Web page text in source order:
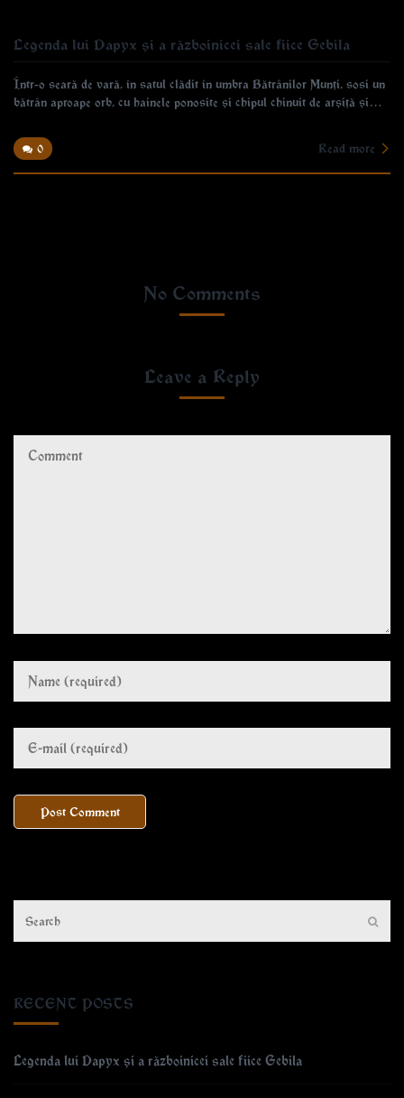
Legenda lui Dapyx și a războinicei sale fiice Gebila
Într-o seară de vară, în satul clădit în umbra Bătrânilor Munți, sosi un
bătrân aproape orb, cu hainele ponosite și chipul chinuit de arșiță și…
0 Read more
No Comments
Leave a Reply
RECENT POSTS
Legenda lui Dapyx și a războinicei sale fiice Gebila